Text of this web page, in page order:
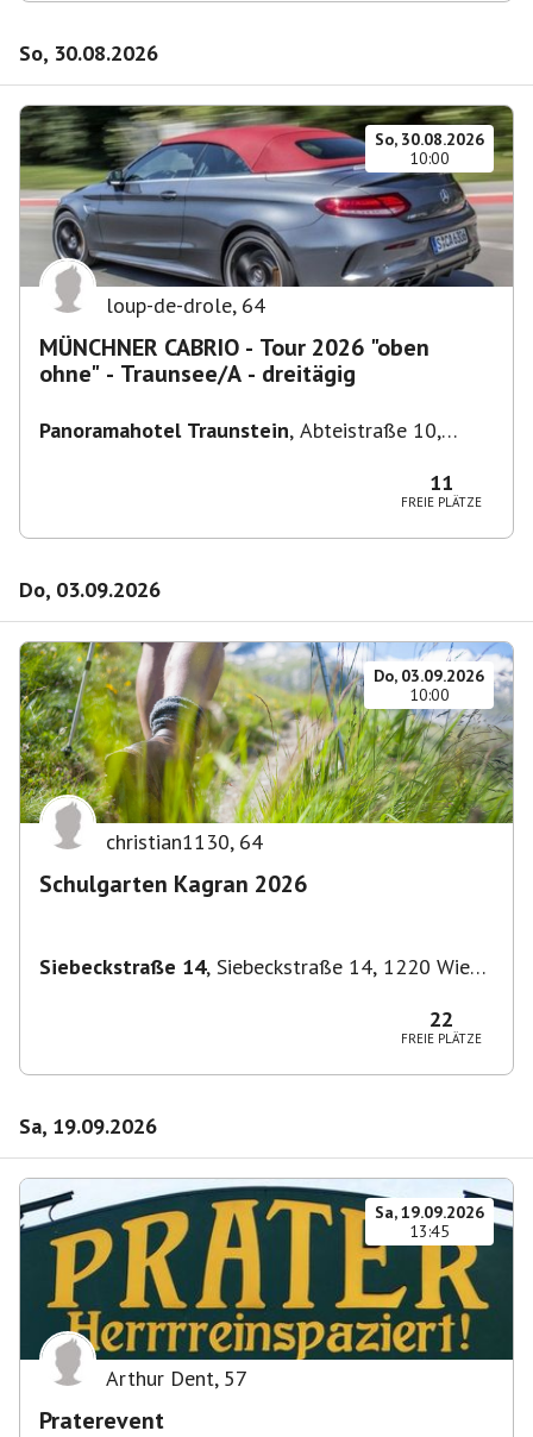
So, 30.08.2026
So, 30.08.2026
10:00
loup-de-drole, 64
MÜNCHNER CABRIO - Tour 2026 "oben
ohne" - Traunsee/A - dreitägig
Panoramahotel Traunstein, Abteistraße 10,
11
FREIE PLÄTZE
Do, 03.09.2026
Do, 03.09.2026
10:00
christian1130, 64
Schulgarten Kagran 2026
Siebeckstraße 14, Siebeckstraße 14, 1220 Wien,
22
FREIE PLÄTZE
Sa, 19.09.2026
Sa, 19.09.2026
13:45
Arthur Dent, 57
Praterevent